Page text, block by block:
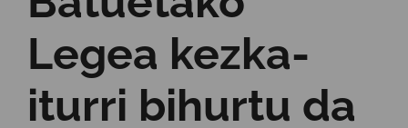
Legea kezka-
iturri bihurtu da